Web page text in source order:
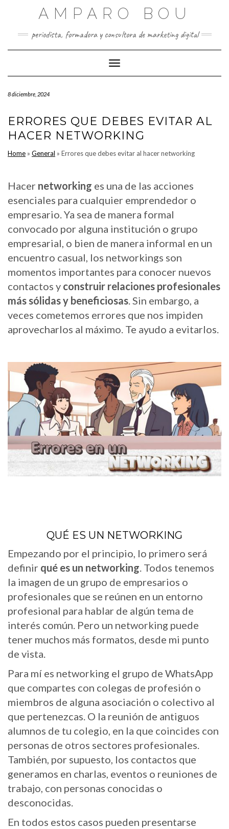
AMPARO BOU
periodista, formadora y consultora de marketing digital
Cambiar modo de navegación
8 diciembre, 2024
ERRORES QUE DEBES EVITAR AL
HACER NETWORKING
Home » General » Errores que debes evitar al hacer networking
Hacer networking es una de las acciones
esenciales para cualquier emprendedor o
empresario. Ya sea de manera formal
convocado por alguna institución o grupo
empresarial, o bien de manera informal en un
encuentro casual, los networkings son
momentos importantes para conocer nuevos
contactos y construir relaciones profesionales
más sólidas y beneficiosas. Sin embargo, a
veces cometemos errores que nos impiden
aprovecharlos al máximo. Te ayudo a evitarlos.
QUÉ ES UN NETWORKING
Empezando por el principio, lo primero será
definir qué es un networking. Todos tenemos
la imagen de un grupo de empresarios o
profesionales que se reúnen en un entorno
profesional para hablar de algún tema de
interés común. Pero un networking puede
tener muchos más formatos, desde mi punto
de vista.
Para mí es networking el grupo de WhatsApp
que compartes con colegas de profesión o
miembros de alguna asociación o colectivo al
que pertenezcas. O la reunión de antiguos
alumnos de tu colegio, en la que coincides con
personas de otros sectores profesionales.
También, por supuesto, los contactos que
generamos en charlas, eventos o reuniones de
trabajo, con personas conocidas o
desconocidas.
En todos estos casos pueden presentarse